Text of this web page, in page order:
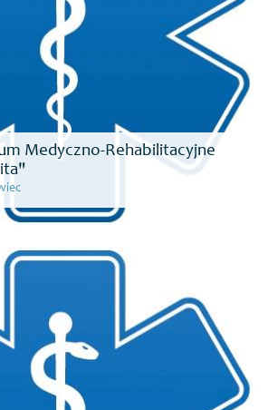
Medyczno-Rehabilitacyjne